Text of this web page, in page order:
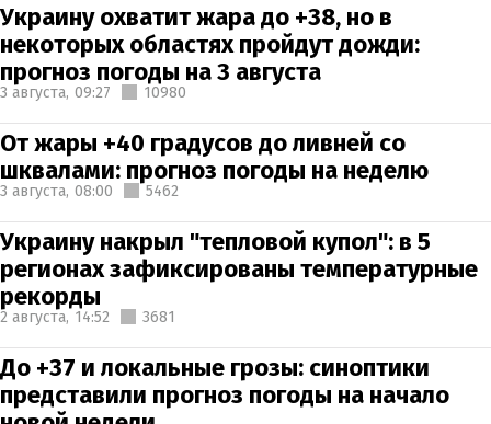
Украину охватит жара до +38, но в
некоторых областях пройдут дожди:
прогноз погоды на 3 августа
3 августа, 09:27 10980
От жары +40 градусов до ливней со
шквалами: прогноз погоды на неделю
3 августа, 08:00 5462
Украину накрыл "тепловой купол": в 5
регионах зафиксированы температурные
рекорды
2 августа, 14:52 3681
До +37 и локальные грозы: синоптики
представили прогноз погоды на начало